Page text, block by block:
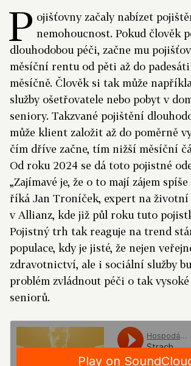
P ojišťovny začaly nabízet
nemohoucnost. Pokud člověk
dlouhodobou péči, začne mu
měsíční rentu od pěti až do
měsíčně. Člověk si tak může
služby ošetřovatele nebo pobyt v
seniory. Takzvané pojištění
může klient založit až do poměrně
čím dříve začne, tím nižší měsíční
Od roku 2024 se dá toto pojistné
„Zajímavé je, že o to mají zájem
říká Jan Troníček, expert na
v Allianz, kde již půl roku tuto
Pojistný trh tak reaguje na trend
populace, kdy je jisté, že nejen
zdravotnictví, ale i sociální služby
problém zvládnout péči o tak
seniorů.